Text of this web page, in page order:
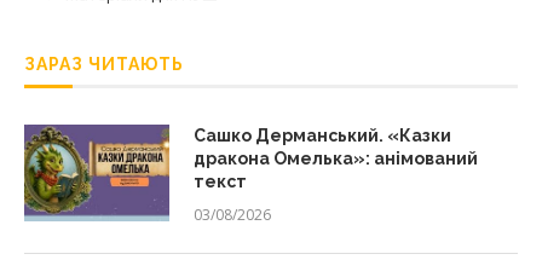
ЗАРАЗ ЧИТАЮТЬ
Сашко Дерманський. «Казки
дракона Омелька»: анімований
текст
03/08/2026